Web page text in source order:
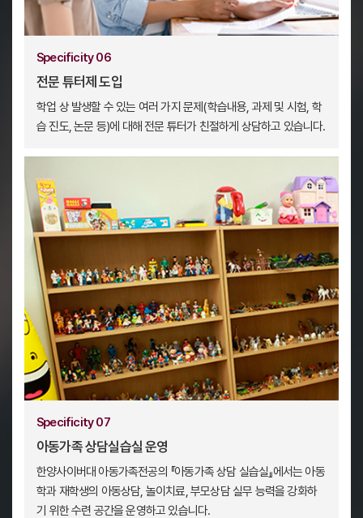
Specificity 06
전문 튜터제 도입
학업 상 발생할 수 있는 여러 가지 문제(학습내용, 과제 및 시험, 학
습 진도, 논문 등)에 대해 전문 튜터가 친절하게 상담하고 있습니다.
Specificity 07
아동가족 상담실습실 운영
한양사이버대 아동가족전공의 『아동가족 상담 실습실』에서는 아동
학과 재학생의 아동상담, 놀이치료, 부모상담 실무 능력을 강화하
기 위한 수련 공간을 운영하고 있습니다.